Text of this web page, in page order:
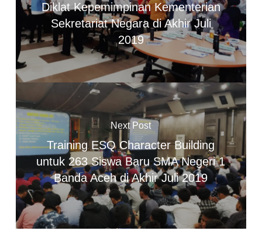
Diklat Kepemimpinan Kementerian
Sekretariat Negara di Akhir Juli
2019
Next Post
Training ESQ Character Building
untuk 263 Siswa Baru SMA Negeri 1
Banda Aceh di Akhir Juli 2019